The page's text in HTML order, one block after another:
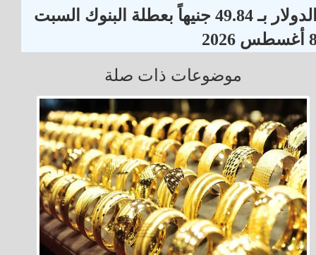
الدولار بـ 49.84 جنيهاً بعطلة البنوك السبت
2026
موضوعات ذات صلة